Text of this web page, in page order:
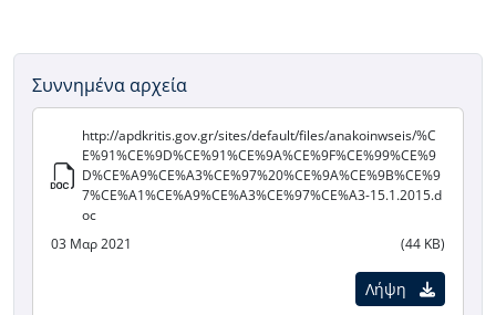
Συννημένα αρχεία
http://apdkritis.gov.gr/sites/default/files/anakoinwseis/%C
E%91%CE%9D%CE%91%CE%9A%CE%9F%CE%99%CE%9
D%CE%A9%CE%A3%CE%97%20%CE%9A%CE%9B%CE%9
7%CE%A1%CE%A9%CE%A3%CE%97%CE%A3-15.1.2015.d
oc
03 Μαρ 2021
(44 KB)
Λήψη